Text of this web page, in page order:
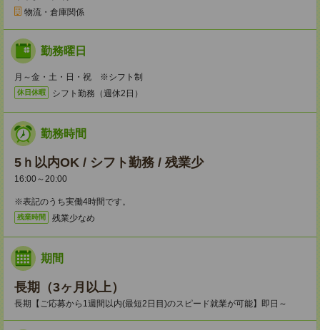
物流・倉庫関係
勤務曜日
月～金・土・日・祝 ※シフト制
休日休暇 シフト勤務（週休2日）
勤務時間
5ｈ以内OK / シフト勤務 / 残業少
16:00～20:00
※表記のうち実働4時間です。
残業時間 残業少なめ
期間
長期（3ヶ月以上）
長期【ご応募から1週間以内(最短2日目)のスピード就業が可能】即日～